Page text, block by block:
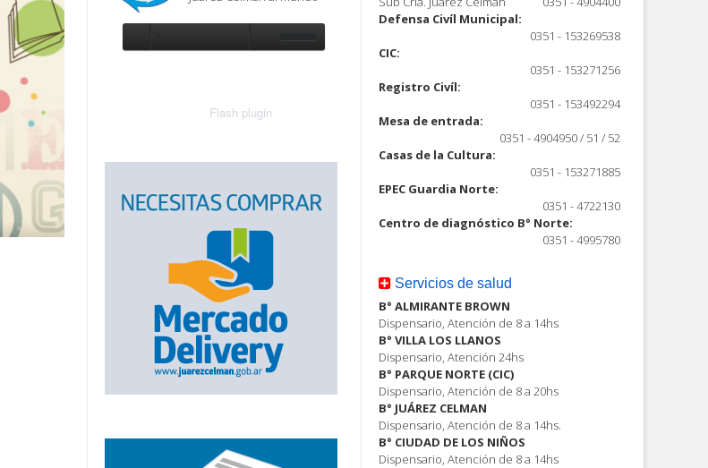
Flash plugin
Defensa Civíl Municipal:
0351 - 153269538
CIC:
0351 - 153271256
Registro Civíl:
0351 - 153492294
Mesa de entrada:
0351 - 4904950 / 51 / 52
Casas de la Cultura:
0351 - 153271885
EPEC Guardia Norte:
0351 - 4722130
Centro de diagnóstico B° Norte:
0351 - 4995780
Servicios de salud
B° ALMIRANTE BROWN
Dispensario, Atención de 8 a 14hs
B° VILLA LOS LLANOS
Dispensario, Atención 24hs
B° PARQUE NORTE (CIC)
Dispensario, Atención de 8 a 20hs
B° JUÁREZ CELMAN
Dispensario, Atención de 8 a 14hs.
B° CIUDAD DE LOS NIÑOS
Dispensario, Atención de 8 a 14hs